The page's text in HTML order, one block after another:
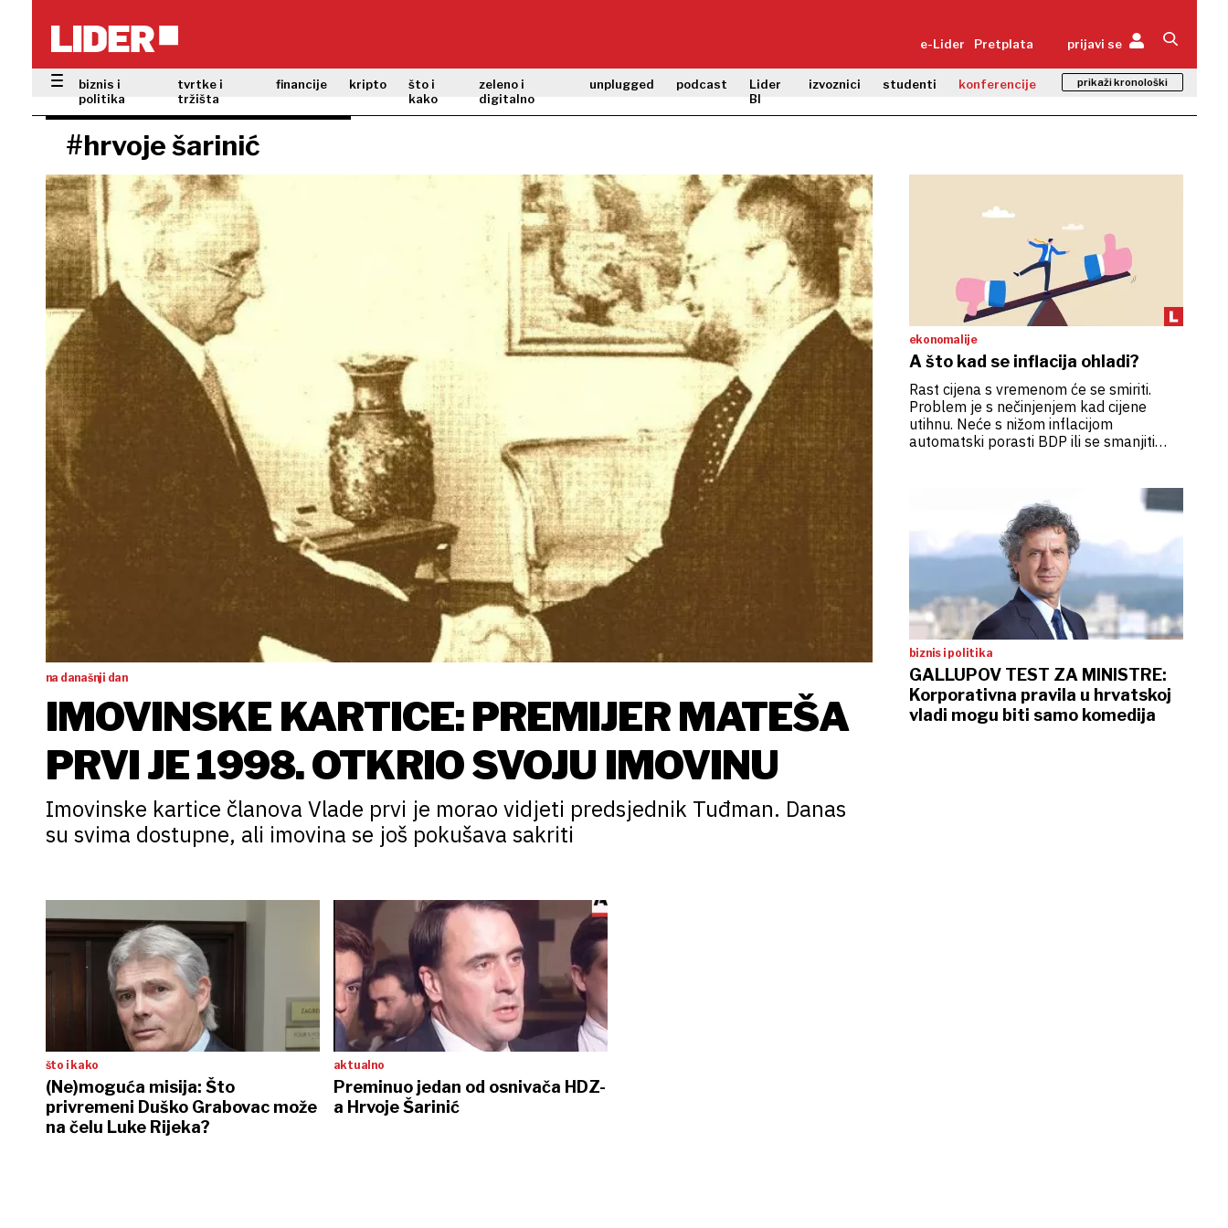
e-Lider Pretplata prijavi se
biznis i
politika
tvrtke i
tržišta
financije kripto
što i
kako
zeleno i
digitalno
unplugged podcast
Lider
BI
izvoznici studenti konferencije prikaži kronološki
#hrvoje šarinić
na današnji dan
IMOVINSKE KARTICE: PREMIJER MATEŠA
PRVI JE 1998. OTKRIO SVOJU IMOVINU
Imovinske kartice članova Vlade prvi je morao vidjeti predsjednik Tuđman. Danas
su svima dostupne, ali imovina se još pokušava sakriti
ekonomalije
A što kad se inflacija ohladi?
Rast cijena s vremenom će se smiriti.
Problem je s nečinjenjem kad cijene
utihnu. Neće s nižom inflacijom
automatski porasti BDP ili se smanjiti
biznis i politika
GALLUPOV TEST ZA MINISTRE:
Korporativna pravila u hrvatskoj
vladi mogu biti samo komedija
što i kako
(Ne)moguća misija: Što
privremeni Duško Grabovac može
na čelu Luke Rijeka?
aktualno
Preminuo jedan od osnivača HDZ-
a Hrvoje Šarinić